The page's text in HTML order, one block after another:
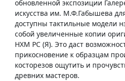
обновленной экспозиции
искусства им. М.Ф.Габышева
доступны тактильные модели
собой увеличенные копии
НХМ РС (Я). Это даст
прикосновение к образцам
косторезов ощутить и
древних мастеров.